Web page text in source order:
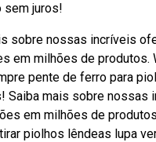
sem juros!
sobre nossas incríveis
em milhões de produtos.
pente de ferro para
Saiba mais sobre nossas
em milhões de
piolhos lêndeas lupa